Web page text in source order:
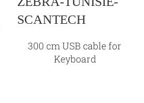
300 cm USB cable for
Keyboard